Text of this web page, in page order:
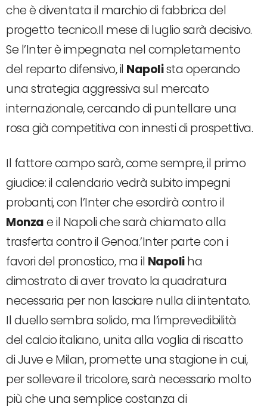
che è diventata il marchio di fabbrica del
progetto tecnico.Il mese di luglio sarà decisivo.
Se l’Inter è impegnata nel completamento
del reparto difensivo, il Napolista operando
una strategia aggressiva sul mercato
internazionale, cercando di puntellare una
rosa già competitiva con innesti di prospettiva.
Il fattore campo sarà, come sempre, il primo
giudice: il calendario vedrà subito impegni
probanti, con l’Inter che esordirà contro il
Monzae il Napoli che sarà chiamato alla
trasferta contro il Genoa.’Inter parte con i
favori del pronostico, ma il Napoliha
dimostrato di aver trovato la quadratura
necessaria per non lasciare nulla di intentato.
Il duello sembra solido, ma l’imprevedibilità
del calcio italiano, unita alla voglia di riscatto
di Juve e Milan, promette una stagione in cui,
per sollevare il tricolore, sarà necessario molto
più che una semplice costanza di